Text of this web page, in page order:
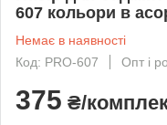
607 кольори в
Немає в наявності
Код: PRO-607
Опт і
375 ₴/